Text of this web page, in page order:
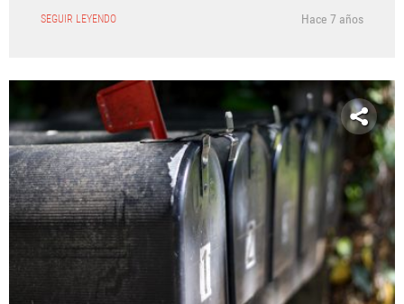
SEGUIR LEYENDO Hace 7 años